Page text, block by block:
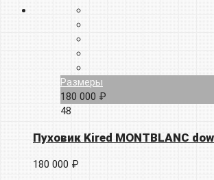
Размеры
180 000 ₽
48
Пуховик Kired MONTBLANC
180 000 ₽